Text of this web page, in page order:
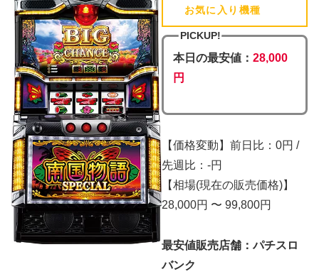
お気に入り機種
PICKUP!
本日の最安値： 28,000
円
【価格変動】前日比：0円 /
先週比：-円
【相場(現在の販売価格)】
28,000円 〜 99,800円
最安値販売店舗：パチスロ
バンク